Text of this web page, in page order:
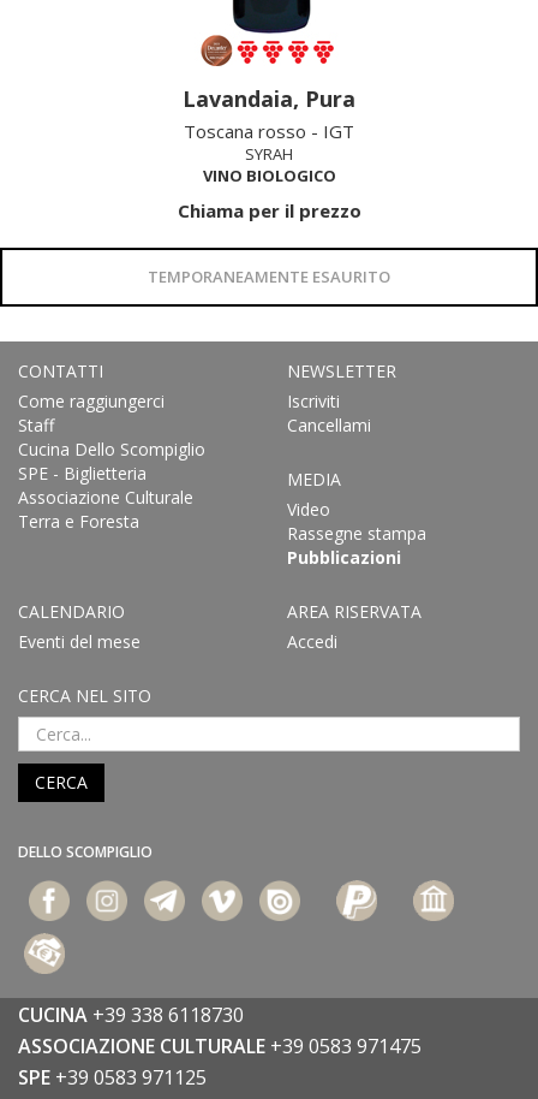
Lavandaia, Pura
Toscana rosso - IGT
SYRAH
VINO BIOLOGICO
Chiama per il prezzo
TEMPORANEAMENTE ESAURITO
CONTATTI
Come raggiungerci
Staff
Cucina Dello Scompiglio
SPE - Biglietteria
Associazione Culturale
Terra e Foresta
NEWSLETTER
Iscriviti
Cancellami
MEDIA
Video
Rassegne stampa
Pubblicazioni
CALENDARIO
Eventi del mese
AREA RISERVATA
Accedi
CERCA NEL SITO
CERCA
DELLO SCOMPIGLIO
CUCINA +39 338 6118730
ASSOCIAZIONE CULTURALE +39 0583 971475
SPE +39 0583 971125